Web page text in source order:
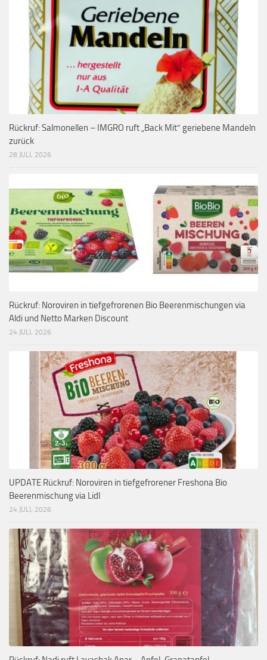
Rückruf: Salmonellen – IMGRO ruft „Back Mit“ geriebene Mandeln
zurück
28 JULI, 2026
Rückruf: Noroviren in tiefgefrorenen Bio Beerenmischungen via
Aldi und Netto Marken Discount
24 JULI, 2026
UPDATE Rückruf: Noroviren in tiefgefrorener Freshona Bio
Beerenmischung via Lidl
24 JULI, 2026